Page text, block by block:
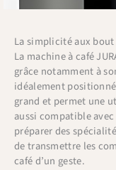
La simplicité aux
La machineàcaféJ
grâce notamment à
idéalement
grand et permet une
aussi compatible
préparer des
de transmettre les
café d’un geste.